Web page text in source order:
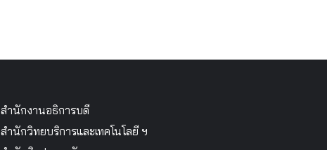
สำนักงานอธิการบดี
สำนักวิทยบริการและเทคโนโลยี ฯ